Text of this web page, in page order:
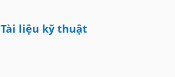
Tài liệu kỹ thuật